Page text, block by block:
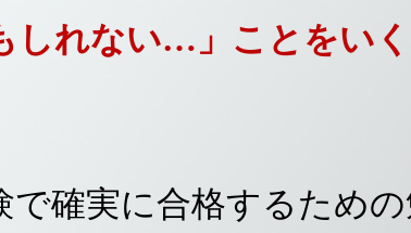
しれない…」ことをい
で確実に合格するため